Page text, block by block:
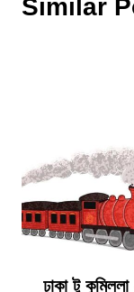
Similar
ঢাকা টু